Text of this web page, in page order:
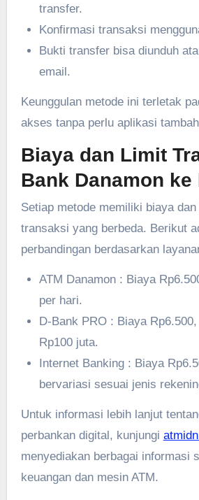
transfer.
Konfirmasi transaksi
Bukti transfer bisa diunduh
email.
Keunggulan metode ini terletak
akses tanpa perlu aplikasi
Biaya dan Limit
Bank Danamon ke
Setiap metode memiliki biaya
transaksi yang berbeda. Berikut
perbandingan berdasarkan
ATM Danamon : Biaya
per hari.
D-Bank PRO : Biaya
Rp100 juta.
Internet Banking : Biaya
bervariasi sesuai jenis
Untuk informasi lebih lanjut
perbankan digital, kunjungi
menyediakan berbagai informasi
keuangan dan mesin ATM.